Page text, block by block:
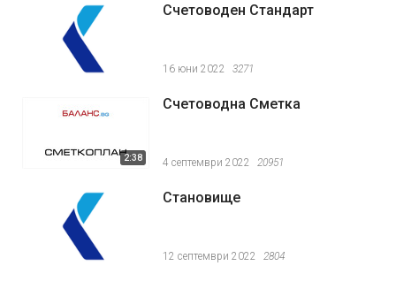
Счетоводен Стандарт
16 юни 2022 3271
2:38
Счетоводна Сметка
4 септември 2022 20951
Становище
12 септември 2022 2804